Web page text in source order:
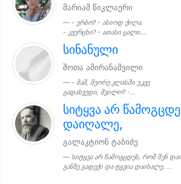
მარიამ წიკლაური
- ერბო? - ასიოდ ქილა.
- კვერცხი? - ათასი ცალი....
სინანული
შოთა ამირანაშვილი
- მაშ, მეორე კლასში უკვე
გადახვედი, შვილო? -...
სიტყვა არ
დაიღალე,
გალაკტიონ ტაბიძე
სიტყვა არ წამოგცდეს, რომ შენ
განზე გადექი და ტყვია დაიხალე. ...